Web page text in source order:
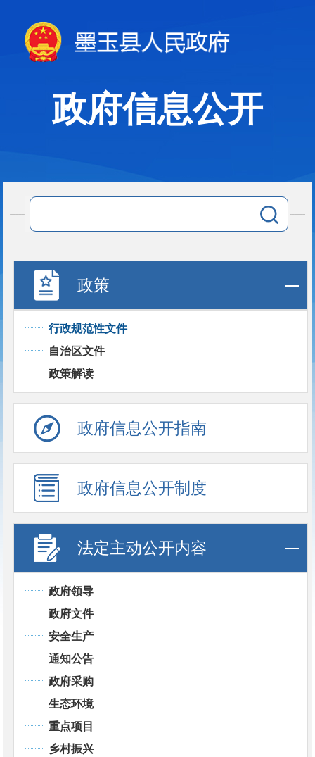
政府信息公开
政策
行政规范性文件
自治区文件
政策解读
政府信息公开指南
政府信息公开制度
法定主动公开内容
政府领导
政府文件
安全生产
通知公告
政府采购
生态环境
重点项目
乡村振兴